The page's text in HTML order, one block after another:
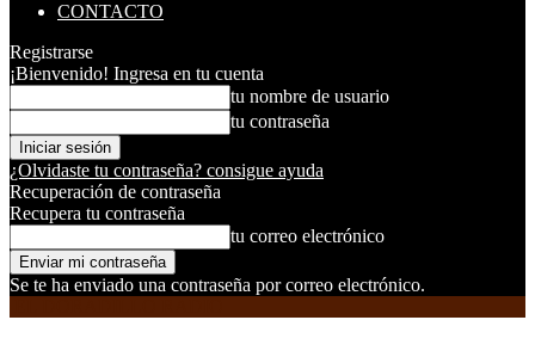
CONTACTO
Registrarse
¡Bienvenido! Ingresa en tu cuenta
tu nombre de usuario
tu contraseña
¿Olvidaste tu contraseña? consigue ayuda
Recuperación de contraseña
Recupera tu contraseña
tu correo electrónico
Se te ha enviado una contraseña por correo electrónico.